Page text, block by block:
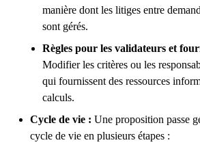
manière dont les litiges entre
sont gérés.
Règles pour les validateurs et
Modifier les critères ou les
qui fournissent des ressources
calculs.
Cycle de vie : Une proposition passe
cycle de vie en plusieurs étapes :